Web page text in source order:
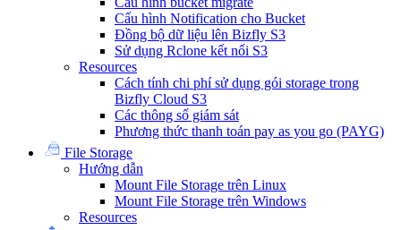
Cấu hình Notification cho Bucket
Đồng bộ dữ liệu lên Bizfly S3
Sử dụng Rclone kết nối S3
Resources
Cách tính chi phí sử dụng gói storage trong
Bizfly Cloud S3
Các thông số giám sát
Phương thức thanh toán pay as you go (PAYG)
File Storage
Hướng dẫn
Mount File Storage trên Linux
Mount File Storage trên Windows
Resources